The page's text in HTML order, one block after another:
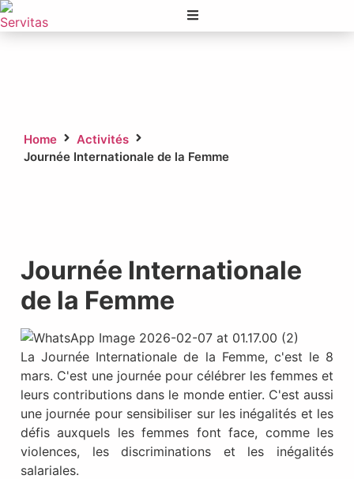
Home
Activités
Journée Internationale de la Femme
Journée Internationale
de la Femme
La Journée Internationale de la Femme, c'est le 8
mars. C'est une journée pour célébrer les femmes et
leurs contributions dans le monde entier. C'est aussi
une journée pour sensibiliser sur les inégalités et les
défis auxquels les femmes font face, comme les
violences, les discriminations et les inégalités
salariales.